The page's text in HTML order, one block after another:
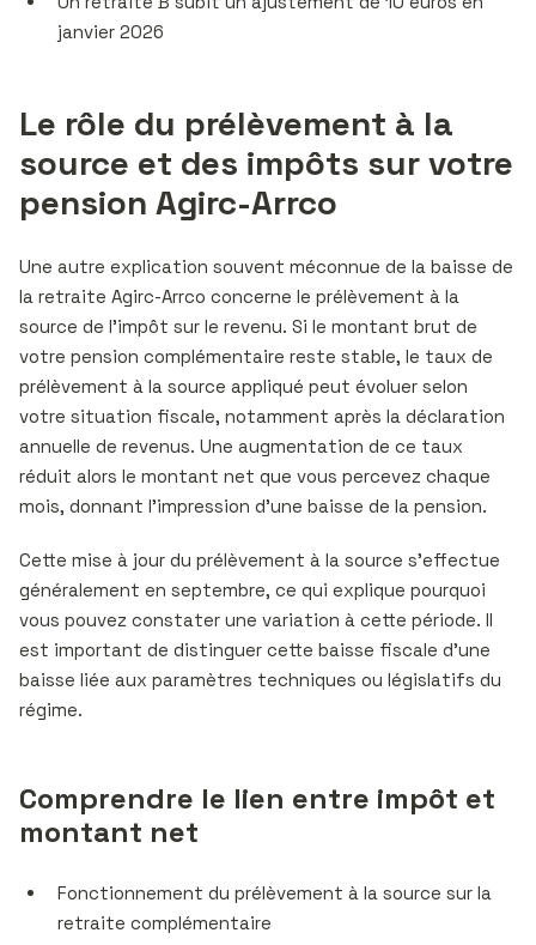
janvier 2026
Le rôle du prélèvement à la
source et des impôts sur votre
pension Agirc-Arrco
Une autre explication souvent méconnue de la baisse de
la retraite Agirc-Arrco concerne le prélèvement à la
source de l’impôt sur le revenu. Si le montant brut de
votre pension complémentaire reste stable, le taux de
prélèvement à la source appliqué peut évoluer selon
votre situation fiscale, notamment après la déclaration
annuelle de revenus. Une augmentation de ce taux
réduit alors le montant net que vous percevez chaque
mois, donnant l’impression d’une baisse de la pension.
Cette mise à jour du prélèvement à la source s’effectue
généralement en septembre, ce qui explique pourquoi
vous pouvez constater une variation à cette période. Il
est important de distinguer cette baisse fiscale d’une
baisse liée aux paramètres techniques ou législatifs du
régime.
Comprendre le lien entre impôt et
montant net
Fonctionnement du prélèvement à la source sur la
retraite complémentaire